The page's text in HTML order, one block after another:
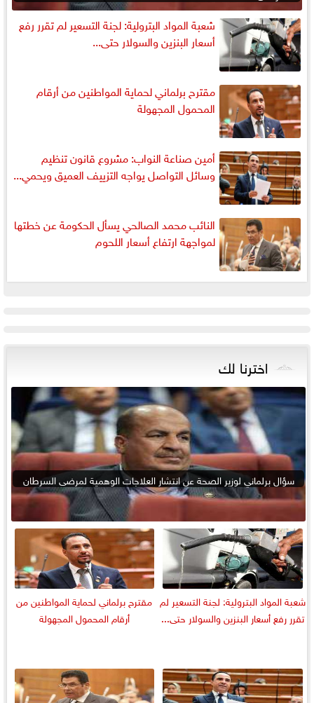
شعبة المواد البترولية: لجنة التسعير لم تقرر رفع
أسعار البنزين والسولار حتى...
مقترح برلماني لحماية المواطنين من أرقام
المحمول المجهولة
أمين صناعة النواب: مشروع قانون تنظيم
وسائل التواصل يواجه التزييف العميق ويحمي...
النائب محمد الصالحي يسأل الحكومة عن خطتها
لمواجهة ارتفاع أسعار اللحوم
اخترنا لك
سؤال برلماني لوزير الصحة عن انتشار العلاجات الوهمية لمرضى السرطان
شعبة المواد البترولية: لجنة التسعير لم
تقرر رفع أسعار البنزين والسولار حتى...
مقترح برلماني لحماية المواطنين من
أرقام المحمول المجهولة